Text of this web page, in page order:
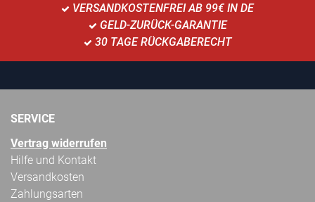
VERSANDKOSTENFREI AB 99€ IN DE
GELD-ZURÜCK-GARANTIE
30 TAGE RÜCKGABERECHT
SERVICE
Vertrag widerrufen
Hilfe und Kontakt
Versandkosten
Zahlungsarten